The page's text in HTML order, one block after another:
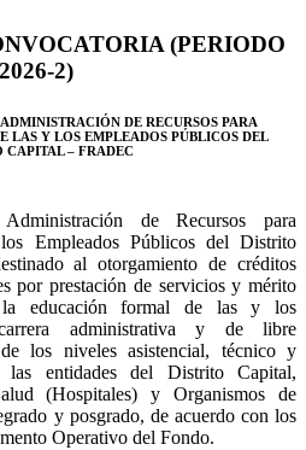
(PERIODO
2026-2)
DE RECURSOS PARA
LAS Y LOS EMPLEADOS PÚBLICOS DEL
CAPITAL – FRADEC
de Recursos para
Empleados Públicos del Distrito
al otorgamiento de créditos
por prestación de servicios y mérito
la educación formal de las y los
administrativa y de libre
los niveles asistencial, técnico y
las entidades del Distrito Capital,
(Hospitales) y Organismos de
y posgrado, de acuerdo con los
Operativo del Fondo.